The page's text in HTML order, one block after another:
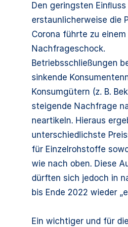
Den geringsten
erstaunlicherweise die
Corona führte zu
Nachfrageschock.
Betriebsschließungen
sinkende
Konsumgütern (z. B.
steigende Nachfrage
neartikeln. Hieraus
unterschiedlichste
für Einzelrohstoffe
wie nach oben. Diese
dürften sich jedoch in
bis Ende 2022 wieder
Ein wichtiger und für